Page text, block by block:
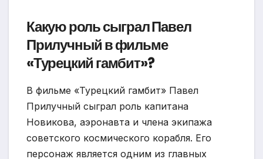
Какую роль сыграл Павел
Прилучный в фильме
«Турецкий гамбит»?
В фильме «Турецкий гамбит» Павел
Прилучный сыграл роль капитана
Новикова, аэронавта и члена экипажа
советского космического корабля. Его
персонаж является одним из главных